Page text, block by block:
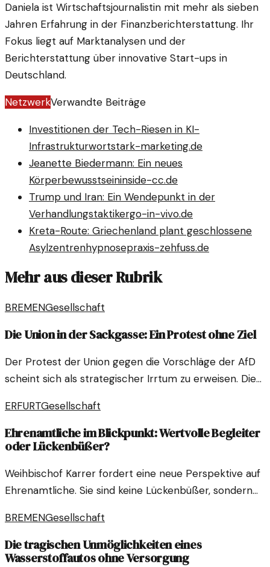
Daniela ist Wirtschaftsjournalistin mit mehr als sieben
Jahren Erfahrung in der Finanzberichterstattung. Ihr
Fokus liegt auf Marktanalysen und der
Berichterstattung über innovative Start-ups in
Deutschland.
NetzwerkVerwandte Beiträge
Investitionen der Tech-Riesen in KI-
Infrastrukturwortstark-marketing.de
Jeanette Biedermann: Ein neues
Körperbewusstseininside-cc.de
Trump und Iran: Ein Wendepunkt in der
Verhandlungstaktikergo-in-vivo.de
Kreta-Route: Griechenland plant geschlossene
Asylzentrenhypnosepraxis-zehfuss.de
Mehr aus dieser Rubrik
BREMENGesellschaft
Die Union in der Sackgasse: Ein Protest ohne Ziel
Der Protest der Union gegen die Vorschläge der AfD
scheint sich als strategischer Irrtum zu erweisen. Die
ERFURTGesellschaft
Ehrenamtliche im Blickpunkt: Wertvolle Begleiter
oder Lückenbüßer?
Weihbischof Karrer fordert eine neue Perspektive auf
Ehrenamtliche. Sie sind keine Lückenbüßer, sondern
BREMENGesellschaft
Die tragischen Unmöglichkeiten eines
Wasserstoffautos ohne Versorgung